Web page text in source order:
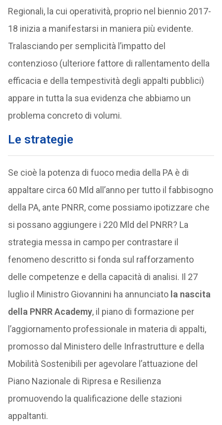
Regionali, la cui operatività, proprio nel biennio 2017-
18 inizia a manifestarsi in maniera più evidente.
Tralasciando per semplicità l’impatto del
contenzioso (ulteriore fattore di rallentamento della
efficacia e della tempestività degli appalti pubblici)
appare in tutta la sua evidenza che abbiamo un
problema concreto di volumi.
Le strategie
Se cioè la potenza di fuoco media della PA è di
appaltare circa 60 Mld all’anno per tutto il fabbisogno
della PA, ante PNRR, come possiamo ipotizzare che
si possano aggiungere i 220 Mld del PNRR? La
strategia messa in campo per contrastare il
fenomeno descritto si fonda sul rafforzamento
delle competenze e della capacità di analisi. Il 27
luglio il Ministro Giovannini ha annunciato la nascita
della PNRR Academy, il piano di formazione per
l’aggiornamento professionale in materia di appalti,
promosso dal Ministero delle Infrastrutture e della
Mobilità Sostenibili per agevolare l’attuazione del
Piano Nazionale di Ripresa e Resilienza
promuovendo la qualificazione delle stazioni
appaltanti.